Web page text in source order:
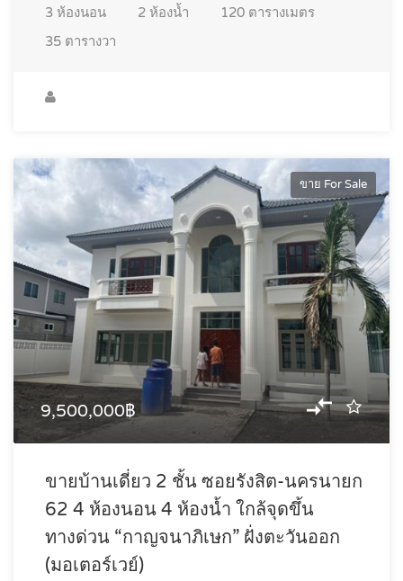
3 ห้องนอน 2 ห้องน้ำ 120 ตารางเมตร
35 ตารางวา
ขาย For Sale
9,500,000฿
ขายบ้านเดี่ยว 2 ชั้น ซอยรังสิต-นครนายก
62 4 ห้องนอน 4 ห้องน้ำ ใกล้จุดขึ้น
ทางด่วน “กาญจนาภิเษก” ฝั่งตะวันออก
(มอเตอร์เวย์)